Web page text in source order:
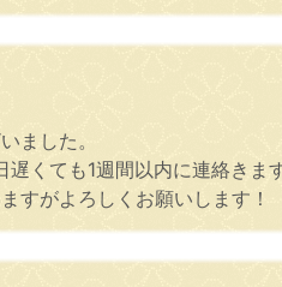
ました。
くても1週間以内に連絡きま
すがよろしくお願いします！